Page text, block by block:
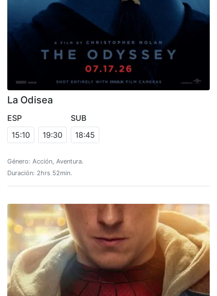
La Odisea
ESP
15:10
19:30
SUB
18:45
Género: Acción, Aventura.
Duración: 2hrs 52min.